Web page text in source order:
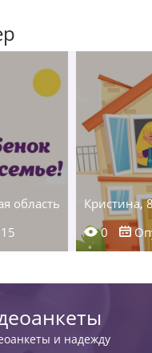
область
Кристина,
0
и надежду